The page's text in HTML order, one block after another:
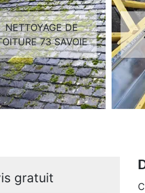
NETTOYAGE DE
73 SAVOIE
gratuit